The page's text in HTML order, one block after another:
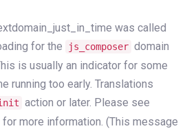
was called
for the js_composer domain
is usually an indicator for some
running too early. Translations
action or later. Please see
for more information. (This message